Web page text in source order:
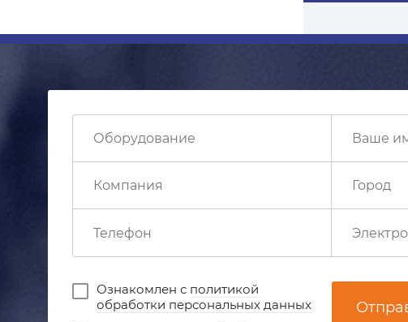
Ознакомлен с политикой
обработки персональных данных